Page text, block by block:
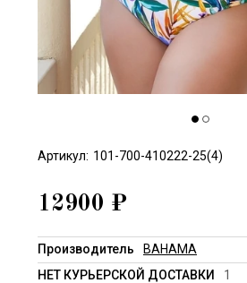
Артикул: 101-700-410222-25(4)
12900 ₽
Производитель
BAHAMA
НЕТ КУРЬЕРСКОЙ ДОСТАВКИ
1